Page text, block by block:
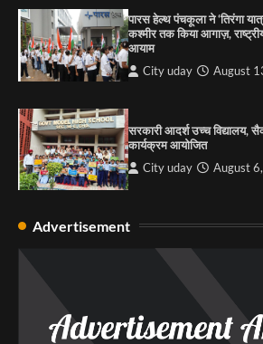
पारस हेल्थ पंचकूला ने ‘तिरंगा
कश्मीर तक किया आगाज़,
आयाम
City uday August
सरकारी आदर्श उच्च विद्यालय,
कार्यक्रम आयोजित
City uday August
Advertisement